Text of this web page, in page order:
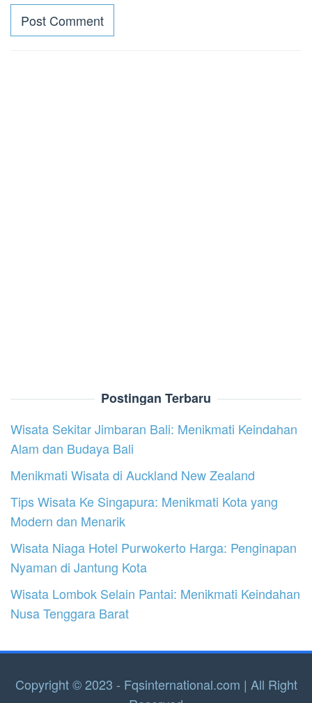
Postingan Terbaru
Wisata Sekitar Jimbaran Bali: Menikmati Keindahan
Alam dan Budaya Bali
Menikmati Wisata di Auckland New Zealand
Tips Wisata Ke Singapura: Menikmati Kota yang
Modern dan Menarik
Wisata Niaga Hotel Purwokerto Harga: Penginapan
Nyaman di Jantung Kota
Wisata Lombok Selain Pantai: Menikmati Keindahan
Nusa Tenggara Barat
Copyright © 2023 - Fqsinternational.com | All Right